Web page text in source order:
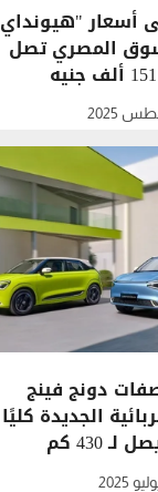
أسعار "هيونداي
المصري تصل
دونج فينج
الجديدة كليًا
430 كم